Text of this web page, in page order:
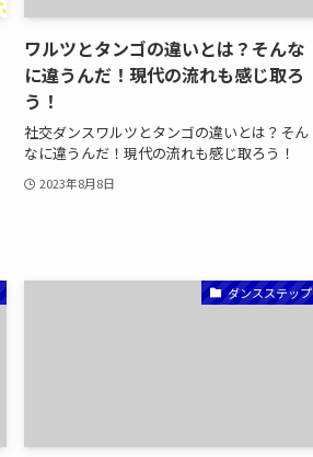
ワルツとタンゴの違いとは？そんな
に違うんだ！現代の流れも感じ取ろ
う！
社交ダンスワルツとタンゴの違いとは？そん
なに違うんだ！現代の流れも感じ取ろう！
2023年8月8日
ダンスステップ